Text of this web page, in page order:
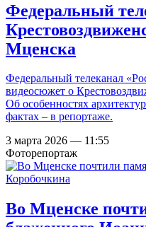
Федеральный
Мценска
Федеральный телеканал
видеосюжет о
Об особенностях
фактах – в репортаже.
3 марта 2026 — 11:55
Фоторепортаж
Во Мценске